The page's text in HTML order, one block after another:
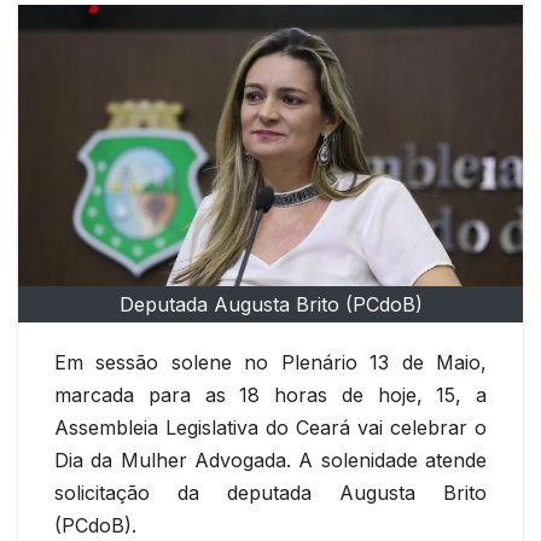
Deputada Augusta Brito (PCdoB)
Em sessão solene no Plenário 13 de Maio,
marcada para as 18 horas de hoje, 15, a
Assembleia Legislativa do Ceará vai celebrar o
Dia da Mulher Advogada. A solenidade atende
solicitação da deputada Augusta Brito
(PCdoB).